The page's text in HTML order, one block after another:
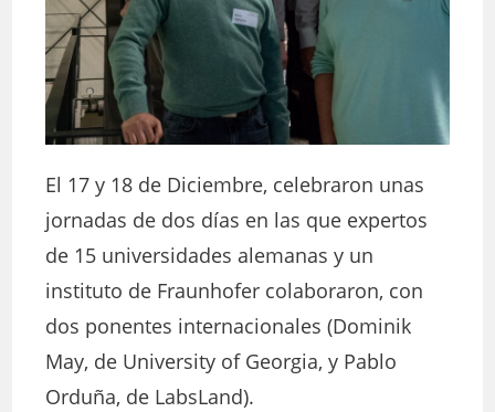
El 17 y 18 de Diciembre, celebraron unas
jornadas de dos días en las que expertos
de 15 universidades alemanas y un
instituto de Fraunhofer colaboraron, con
dos ponentes internacionales (Dominik
May, de University of Georgia, y Pablo
Orduña, de LabsLand).